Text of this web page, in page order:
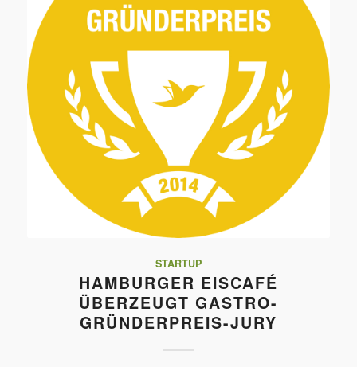
STARTUP
HAMBURGER EISCAFÉ
ÜBERZEUGT GASTRO-
GRÜNDERPREIS-JURY